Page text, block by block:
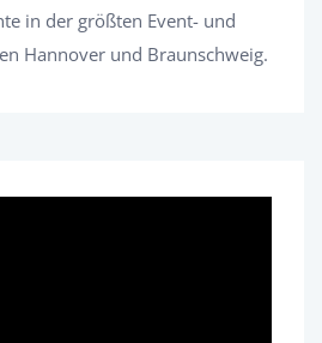
in der größten Event- und
Hannover und Braunschweig.